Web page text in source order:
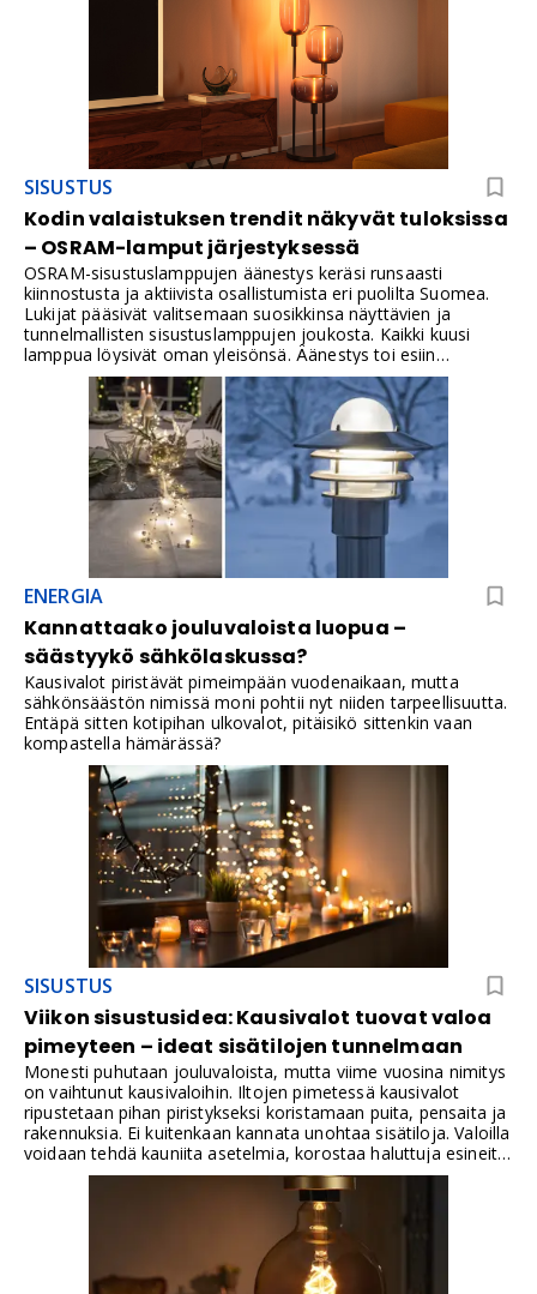
SISUSTUS
Kodin valaistuksen trendit näkyvät tuloksissa
– OSRAM-lamput järjestyksessä
OSRAM-sisustuslamppujen äänestys keräsi runsaasti
kiinnostusta ja aktiivista osallistumista eri puolilta Suomea.
Lukijat pääsivät valitsemaan suosikkinsa näyttävien ja
tunnelmallisten sisustuslamppujen joukosta. Kaikki kuusi
lamppua löysivät oman yleisönsä. Äänestys toi esiin
valaistuksen monipuolisen roolin kodin sisustuksessa. Kiitos
kaikille osallistujille.
ENERGIA
Kannattaako jouluvaloista luopua –
säästyykö sähkölaskussa?
Kausivalot piristävät pimeimpään vuodenaikaan, mutta
sähkönsäästön nimissä moni pohtii nyt niiden tarpeellisuutta.
Entäpä sitten kotipihan ulkovalot, pitäisikö sittenkin vaan
kompastella hämärässä?
SISUSTUS
Viikon sisustusidea: Kausivalot tuovat valoa
pimeyteen – ideat sisätilojen tunnelmaan
Monesti puhutaan jouluvaloista, mutta viime vuosina nimitys
on vaihtunut kausivaloihin. Iltojen pimetessä kausivalot
ripustetaan pihan piristykseksi koristamaan puita, pensaita ja
rakennuksia. Ei kuitenkaan kannata unohtaa sisätiloja. Valoilla
voidaan tehdä kauniita asetelmia, korostaa haluttuja esineitä
ja luoda tunnelmallinen valaistus. Kokosimme muutaman
idean, joista toivottavasti löydät kotiisi sopivat vaihtoehdot.